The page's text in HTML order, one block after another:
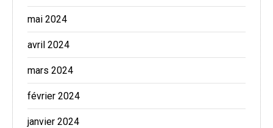
mai 2024
avril 2024
mars 2024
février 2024
janvier 2024